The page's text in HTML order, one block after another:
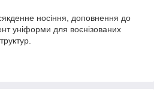
носіння, доповнення до
уніформи для воєнізованих